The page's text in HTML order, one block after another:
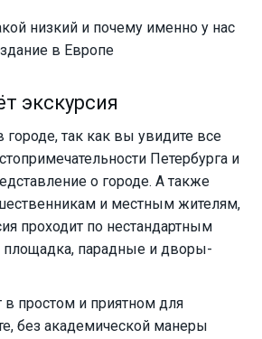
низкий и почему именно у нас
в Европе
экскурсия
так как вы увидите все
Петербурга и
о городе. А также
и местным жителям,
проходит по нестандартным
площадка, парадные и дворы-
в простом и приятном для
без академической манеры